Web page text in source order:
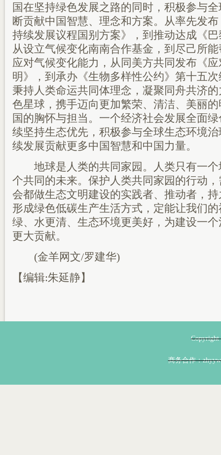
国在坚持绿色发展之路的同时，积极参与
断贡献中国智慧、理念和方案。从率先发
持续发展议程国别方案》，到推动达成《
从设立气候变化南南合作基金，到尽己所
应对气候变化能力，从同美方共同发布《
明》，到承办《生物多样性公约》第十五
秉持人类命运共同体理念，凝聚同舟共济
色星球，携手迈向更加繁荣、清洁、美丽
国的胸怀与担当。一个经济社会发展全面
续坚持生态优先，积极参与全球生态环境
续发展贡献更多中国智慧和中国力量。
地球是人类的共同家园。人类只有一个
个共同的未来。保护人类共同家园的行动
会都做生态文明建设的实践者、推动者，
形成绿色低碳生产生活方式，定能让我们
绿、水更清、生态环境更美好，为建设一
更大贡献。
(金羊网文/罗建华)
【编辑:朱延静】
商务合作：